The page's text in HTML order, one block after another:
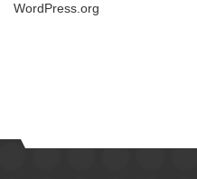
WordPress.org